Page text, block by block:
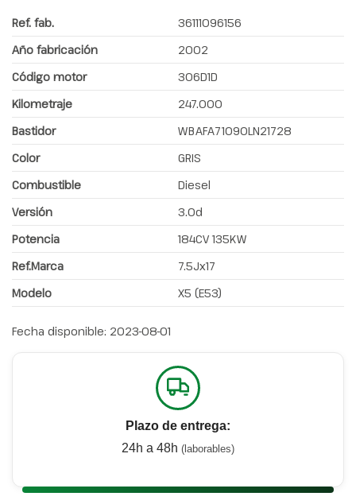
Ref. fab.
36111096156
Año fabricación
2002
Código motor
306D1D
Kilometraje
247.000
Bastidor
WBAFA71090LN21728
Color
GRIS
Combustible
Diesel
Versión
3.0d
Potencia
184CV 135KW
Ref.Marca
7.5Jx17
Modelo
X5 (E53)
Fecha disponible: 2023-08-01
Plazo de entrega:
24h a 48h (laborables)